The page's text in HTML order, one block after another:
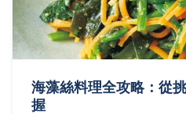
海藻絲料理全攻略：從
握